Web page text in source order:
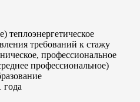
теплоэнергетическое
требований к стажу
профессиональное
профессиональное)
года